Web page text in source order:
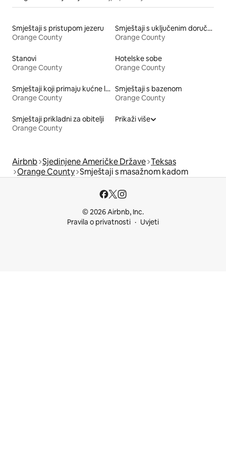
Smještaji s pristupom jezeru
Orange County
Smještaji s uključenim doručkom
Orange County
Stanovi
Orange County
Hotelske sobe
Orange County
Smještaji koji primaju kućne ljubimce
Orange County
Smještaji s bazenom
Orange County
Smještaji prikladni za obitelji
Orange County
Prikaži više
Airbnb Sjedinjene Američke Države Teksas
Orange County Smještaji s masažnom kadom
© 2026 Airbnb, Inc.
Pravila o privatnosti
Uvjeti